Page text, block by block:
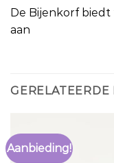
De Bijenkorf
aan
Aanbieding!